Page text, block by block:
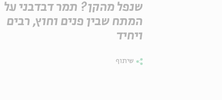
שנפל מהקן? תמר דבדבני על
המתח שבין פנים וחוץ, רבים
ויחיד
שיתוף